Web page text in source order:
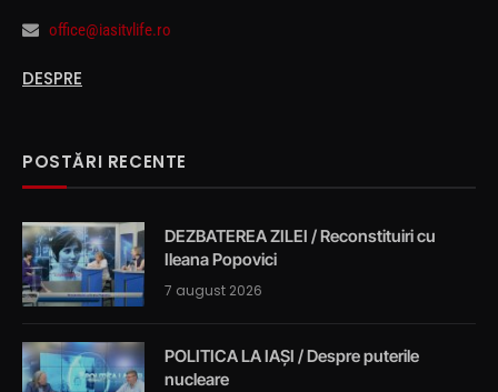
office@iasitvlife.ro
DESPRE
POSTĂRI RECENTE
DEZBATEREA ZILEI / Reconstituiri cu
Ileana Popovici
7 august 2026
POLITICA LA IAȘI / Despre puterile
nucleare